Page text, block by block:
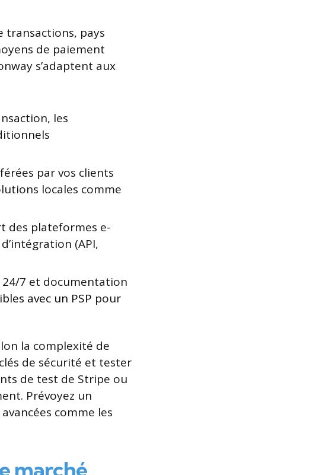
transactions, pays
de paiement
s’adaptent aux
les
par vos clients
locales comme
des plateformes e-
(API,
24/7 et documentation
avec un PSP pour
la complexité de
de sécurité et tester
de test de Stripe ou
Prévoyez un
comme les
marché